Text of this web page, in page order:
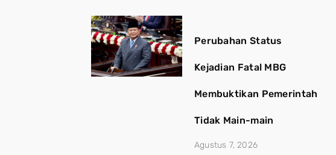
Perubahan Status
Kejadian Fatal MBG
Membuktikan Pemerintah
Tidak Main-main
Agustus 7, 2026